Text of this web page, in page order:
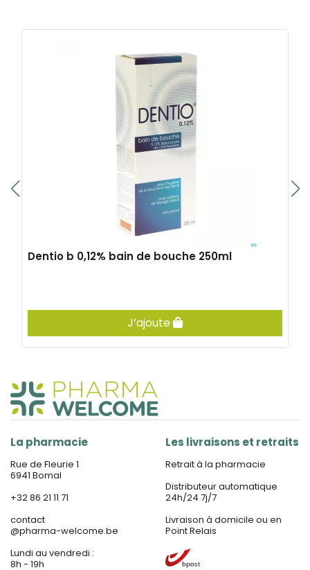
Dentio b 0,12% bain de bouche 250ml
J’ajoute
La pharmacie
Rue de Fleurie 1
6941 Bomal
+32 86 21 11 71
contact
@pharma-welcome.be
Lundi au vendredi :
8h - 19h
Les livraisons et retraits
Retrait à la pharmacie
Distributeur automatique
24h/24 7j/7
Livraison à domicile ou en
Point Relais